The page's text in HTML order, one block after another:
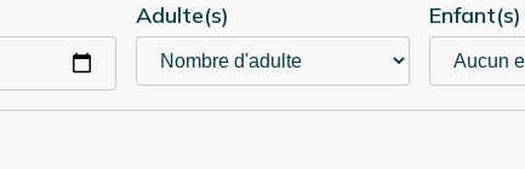
Adulte(s)
Enfant(s)